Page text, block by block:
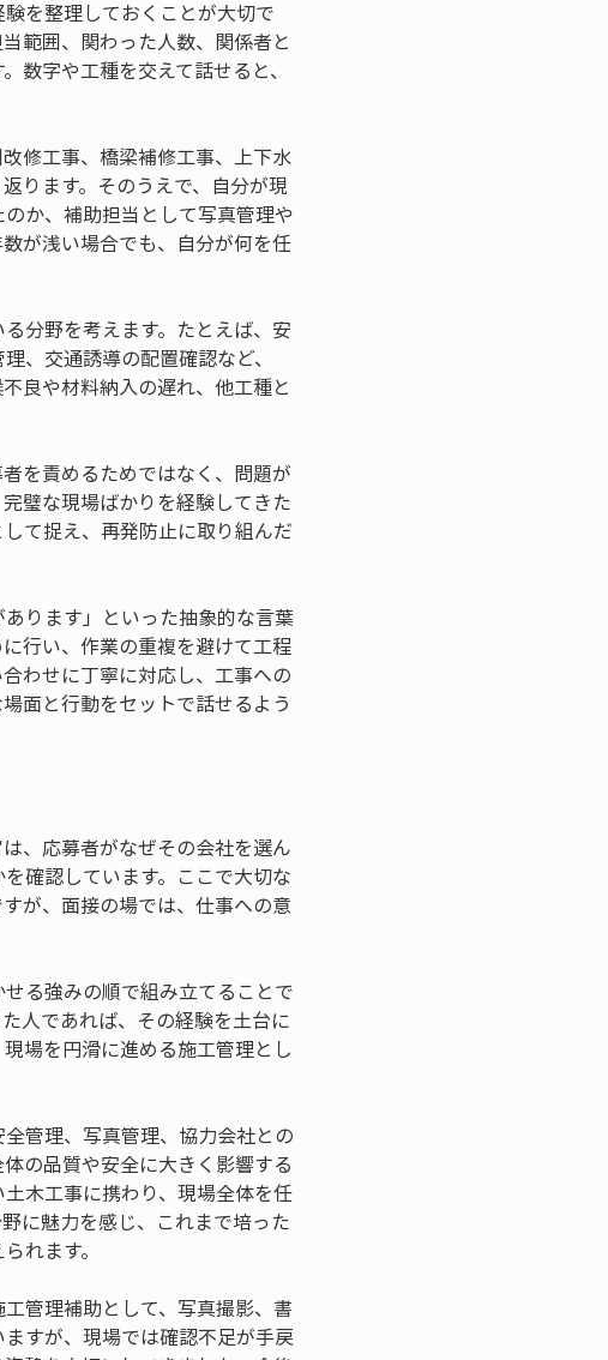
を整理しておくことが大切で
範囲、関わった人数、関係者と
数字や工種を交えて話せると、
修工事、橋梁補修工事、上下水
ります。そのうえで、自分が現
か、補助担当として写真管理や
が浅い場合でも、自分が何を任
分野を考えます。たとえば、安
、交通誘導の配置確認など、
良や材料納入の遅れ、他工種と
を責めるためではなく、問題が
璧な現場ばかりを経験してきた
て捉え、再発防止に取り組んだ
ります」といった抽象的な言葉
行い、作業の重複を避けて工程
わせに丁寧に対応し、工事への
面と行動をセットで話せるよう
、応募者がなぜその会社を選ん
確認しています。ここで大切な
が、面接の場では、仕事への意
る強みの順で組み立てることで
人であれば、その経験を土台に
場を円滑に進める施工管理とし
管理、写真管理、協力会社との
の品質や安全に大きく影響する
木工事に携わり、現場全体を任
に魅力を感じ、これまで培った
れます。
管理補助として、写真撮影、書
すが、現場では確認不足が手戻